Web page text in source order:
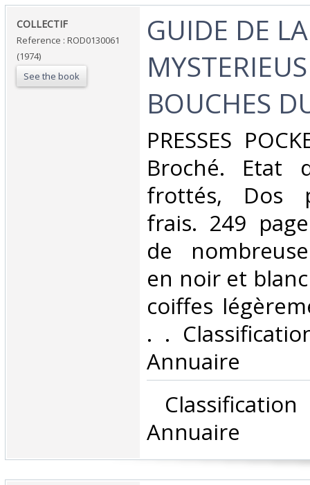
‎COLLECTIF‎
Reference : ROD0130061
(1974)
See the book
‎GUIDE DE
BOUCHES
‎PRESSES
Broché. Etat
frottés, Dos
frais. 249
de
en noir et
coiffes
. .
Annuaire‎
Annuaire‎